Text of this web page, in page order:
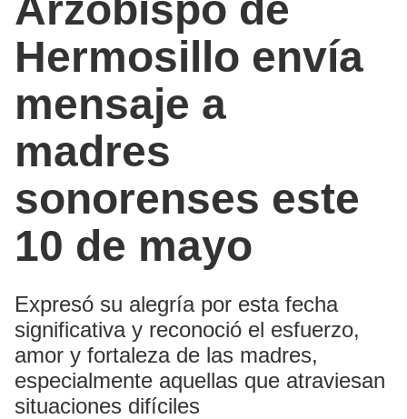
Hermosillo envía
mensaje a
madres
sonorenses este
10 de mayo
Expresó su alegría por esta fecha
significativa y reconoció el esfuerzo,
amor y fortaleza de las madres,
especialmente aquellas que atraviesan
situaciones difíciles